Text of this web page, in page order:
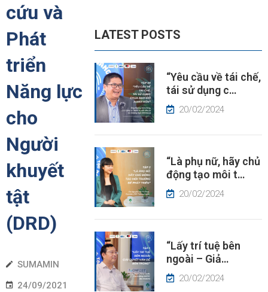
cứu và
Phát
triển
Năng lực
cho
Người
khuyết
tật
(DRD)
SUMAMIN
24/09/2021
LATEST POSTS
“Yêu cầu về tái chế,
tái sử dụng c…
20/02/2024
“Là phụ nữ, hãy chủ
động tạo môi t…
20/02/2024
“Lấy trí tuệ bên
ngoài – Giả…
20/02/2024